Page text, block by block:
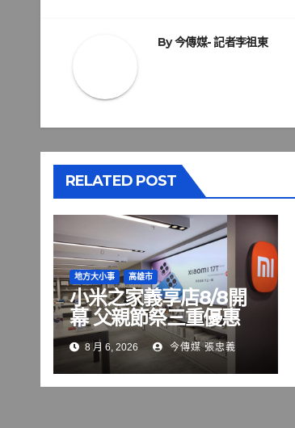
By今傳媒- 記者李祖東
RELATED POST
地方大小事 高雄市
小米之家義享店8/8開
幕 父親節祭三重優惠
8 月 6, 2026 今傳媒 張忠義